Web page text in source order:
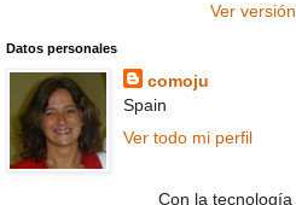
Ver
Datos personales
comoju
Spain
Ver todo mi perfil
Con la tecnología